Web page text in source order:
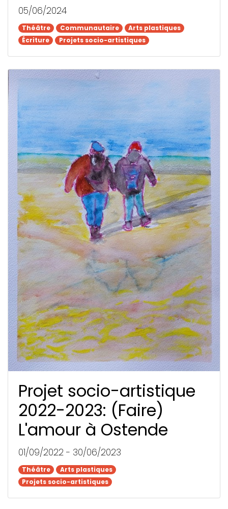
Théâtre Communautaire
Arts plastiques
Écriture
Projets socio-artistiques
05/06/2024
Théâtre Communautaire
Arts plastiques
Écriture
Projets socio-artistiques
Théâtre
Arts plastiques
Projets socio-artistiques
Projet socio-artistique
2022-2023: (Faire)
L'amour à Ostende
01/09/2022 - 30/06/2023
Théâtre
Arts plastiques
Projets socio-artistiques